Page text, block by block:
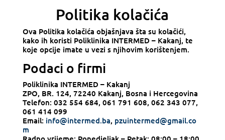
Politika kolačića
Ova Politika kolačića objašnjava šta su kolačići,
kako ih koristi Poliklinika INTERMED – Kakanj, te
koje opcije imate u vezi s njihovim korištenjem.
Podaci o firmi
Poliklinika INTERMED – Kakanj
ZPO, BR. 124, 72240 Kakanj, Bosna i Hercegovina
Telefon: 032 554 684, 061 791 608, 062 343 077,
061 414 099
Email: info@intermed.ba, pzuintermed@gmail.co
m